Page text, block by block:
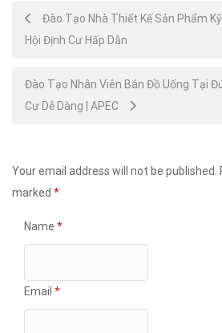
Post
navigation
Đào Tạo Nhà Thiết Kế Sản Phẩm
Hội Định Cư Hấp Dẫn
Đào Tạo Nhân Viên Bán Đồ Uống Tại
Cư Dễ Dàng | APEC
Your email address will not be published.
marked *
Name *
Email *